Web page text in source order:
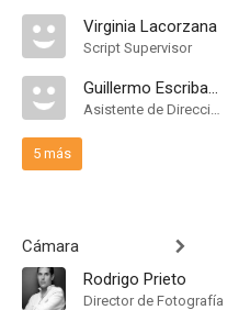
Virginia Lacorzana
Script Supervisor
Guillermo Escribano
Asistente de Dirección
5 más
Cámara
Rodrigo Prieto
Director de Fotografía